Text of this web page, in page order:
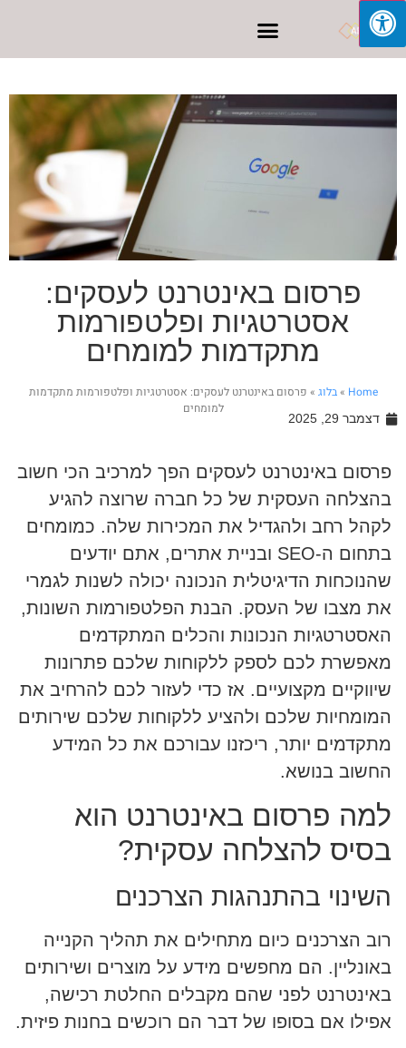
פרסום באינטרנט לעסקים:
אסטרטגיות ופלטפורמות
מתקדמות למומחים
Home
»בלוג»פרסום באינטרנט לעסקים: אסטרטגיות ופלטפורמות מתקדמות
למומחים
דצמבר 29, 2025
פרסום באינטרנט לעסקים הפך למרכיב הכי חשוב
בהצלחה העסקית של כל חברה שרוצה להגיע
לקהל רחב ולהגדיל את המכירות שלה. כמומחים
בתחום ה-SEO ובניית אתרים, אתם יודעים
שהנוכחות הדיגיטלית הנכונה יכולה לשנות לגמרי
את מצבו של העסק. הבנת הפלטפורמות השונות,
האסטרטגיות הנכונות והכלים המתקדמים
מאפשרת לכם לספק ללקוחות שלכם פתרונות
שיווקיים מקצועיים. אז כדי לעזור לכם להרחיב את
המומחיות שלכם ולהציע ללקוחות שלכם שירותים
מתקדמים יותר, ריכזנו עבורכם את כל המידע
החשוב בנושא.
למה פרסום באינטרנט הוא
בסיס להצלחה עסקית?
השינוי בהתנהגות הצרכנים
רוב הצרכנים כיום מתחילים את תהליך הקנייה
באונליין. הם מחפשים מידע על מוצרים ושירותים
באינטרנט לפני שהם מקבלים החלטת רכישה,
אפילו אם בסופו של דבר הם רוכשים בחנות פיזית.